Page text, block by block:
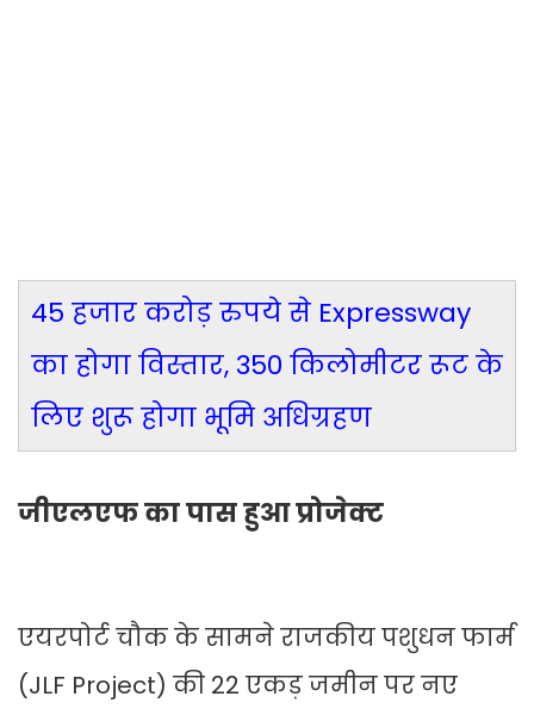
45 हजार करोड़ रुपये से Expressway
का होगा विस्तार, 350 किलोमीटर रूट के
लिए शुरू होगा भूमि अधिग्रहण
जीएलएफ का पास हुआ प्रोजेक्ट
एयरपोर्ट चौक के सामने राजकीय पशुधन फार्म
(JLF Project) की 22 एकड़ जमीन पर नए